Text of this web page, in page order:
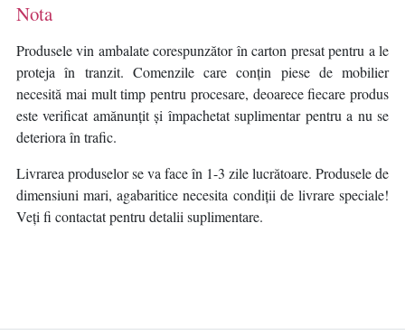
Nota
Produsele vin ambalate corespunzător în carton presat pentru a le
proteja în tranzit. Comenzile care conțin piese de mobilier
necesită mai mult timp pentru procesare, deoarece fiecare produs
este verificat amănunțit și împachetat suplimentar pentru a nu se
deteriora în trafic.
Livrarea produselor se va face în 1-3 zile lucrătoare. Produsele de
dimensiuni mari, agabaritice necesita condiții de livrare speciale!
Veți fi contactat pentru detalii suplimentare.